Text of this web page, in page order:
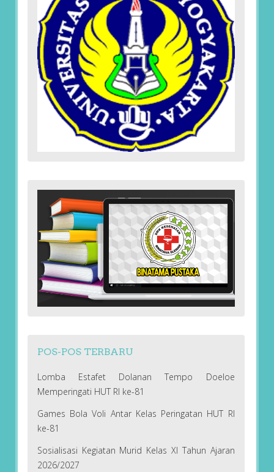
POS-POS TERBARU
Lomba Estafet Dolanan Tempo Doeloe
Memperingati HUT RI ke-81
Games Bola Voli Antar Kelas Peringatan HUT RI
ke-81
Sosialisasi Kegiatan Murid Kelas XI Tahun Ajaran
2026/2027